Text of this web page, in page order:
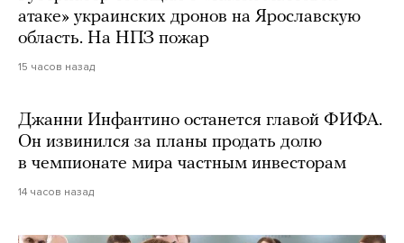
атаке» украинских дронов на Ярославскую
область. На НПЗ пожар
15 часов назад
Джанни Инфантино останется главой ФИФА.
Он извинился за планы продать долю
в чемпионате мира частным инвесторам
14 часов назад